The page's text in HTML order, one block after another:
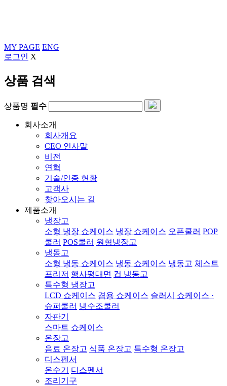
MY PAGE ENG
로그인 X
상품 검색
상품명 필수
회사소개
회사개요
CEO 인사말
비전
연혁
기술/인증 현황
고객사
찾아오시는 길
제품소개
냉장고
소형 냉장 쇼케이스 냉장 쇼케이스 오픈쿨러 POP
쿨러 POS쿨러 원형냉장고
냉동고
소형 냉동 쇼케이스 냉동 쇼케이스 냉동고 체스트
프리저 행사평대면 컵 냉동고
특수형 냉장고
LCD 쇼케이스 겸용 쇼케이스 슬러시 쇼케이스 ·
슈퍼쿨러 냉수조쿨러
자판기
스마트 쇼케이스
온장고
음료 온장고 식품 온장고 특수형 온장고
디스펜서
온수기
디스펜서
조리기구